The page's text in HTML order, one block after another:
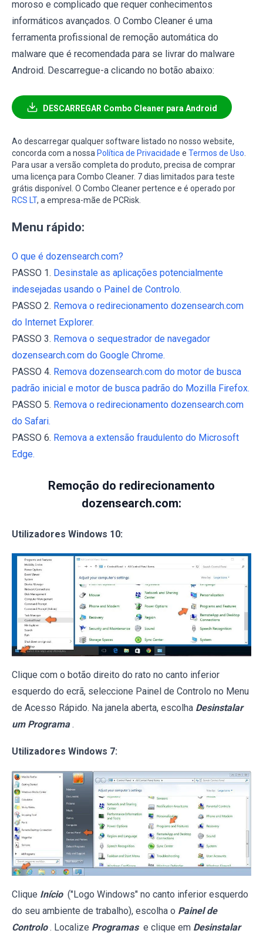
moroso e complicado que requer conhecimentos
informáticos avançados. O Combo Cleaner é uma
ferramenta profissional de remoção automática do
malware que é recomendada para se livrar do malware
Android. Descarregue-a clicando no botão abaixo:
DESCARREGAR Combo Cleaner para Android
Ao descarregar qualquer software listado no nosso website,
concorda com a nossa Política de Privacidade e Termos de Uso
Para usar a versão completa do produto, precisa de comprar
uma licença para Combo Cleaner. 7 dias limitados para teste
grátis disponível. O Combo Cleaner pertence e é operado por
RCS LT, a empresa-mãe de PCRisk.
Menu rápido:
O que é dozensearch.com?
PASSO 1. Desinstale as aplicações potencialmente
indesejadas usando o Painel de Controlo.
PASSO 2. Remova o redirecionamento dozensearch.com
do Internet Explorer.
PASSO 3. Remova o sequestrador de navegador
dozensearch.com do Google Chrome.
PASSO 4. Remova dozensearch.com do motor de busca
padrão inicial e motor de busca padrão do Mozilla Firefox.
PASSO 5. Remova o redirecionamento dozensearch.com
do Safari.
PASSO 6. Remova a extensão fraudulento do Microsoft
Edge.
Remoção do redirecionamento
dozensearch.com:
Utilizadores Windows 10:
Clique com o botão direito do rato no canto inferior
esquerdo do ecrã, seleccione Painel de Controlo no Menu
de Acesso Rápido. Na janela aberta, escolha Desinstalar
um Programa .
Utilizadores Windows 7:
Clique Início ("Logo Windows" no canto inferior esquerdo
do seu ambiente de trabalho), escolha o Painel de
Controlo . Localize Programas e clique em Desinstalar